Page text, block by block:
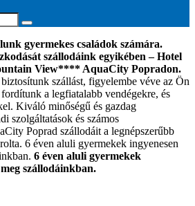
gyermekes családok számára.
szállodáink egyikében – Hotel
View**** AquaCity Popradon.
szállást, figyelembe véve az Ön
a legfiatalabb vendégekre, és
Kiváló minőségű és gazdag
szolgáltatások és számos
Poprad szállodáit a legnépszerűbb
6 éven aluli gyermekek ingyenesen
6 éven aluli gyermekek
szállodáinkban.